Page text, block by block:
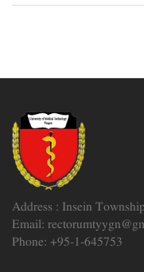
Address : Insein
Email:
Phone: +95-1-645753